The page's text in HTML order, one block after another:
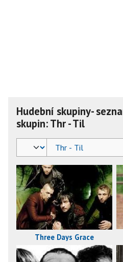
Hudební skupiny-
skupin: Thr - Til
Three Days Grace